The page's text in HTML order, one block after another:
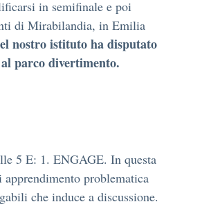
in semifinale e poi
di Mirabilandia, in Emilia
nostro istituto ha disputato
al parco divertimento.
5 E: 1. ENGAGE. In questa
apprendimento problematica
che induce a discussione.